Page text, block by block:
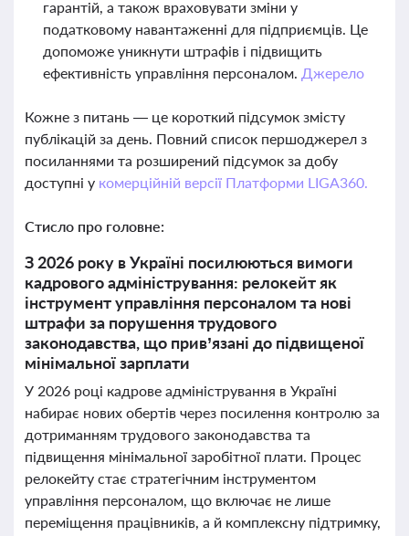
гарантій, а також враховувати зміни у
податковому навантаженні для підприємців. Це
допоможе уникнути штрафів і підвищить
ефективність управління персоналом. Джерело
Кожне з питань — це короткий підсумок змісту
публікацій за день. Повний список першоджерел з
посиланнями та розширений підсумок за добу
доступні у комерційній версії Платформи LIGA360.
Стисло про головне:
З 2026 року в Україні посилюються вимоги
кадрового адміністрування: релокейт як
інструмент управління персоналом та нові
штрафи за порушення трудового
законодавства, що прив’язані до підвищеної
мінімальної зарплати
У 2026 році кадрове адміністрування в Україні
набирає нових обертів через посилення контролю за
дотриманням трудового законодавства та
підвищення мінімальної заробітної плати. Процес
релокейту стає стратегічним інструментом
управління персоналом, що включає не лише
переміщення працівників, а й комплексну підтримку,